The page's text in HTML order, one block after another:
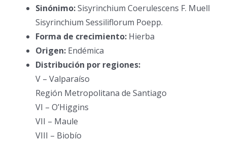
Sinónimo:Sisyrinchium Coerulescens F. Muell
Sisyrinchium Sessiliflorum Poepp.
Forma de crecimiento:Hierba
Origen:Endémica
Distribución por regiones:
V – Valparaíso
Región Metropolitana de Santiago
VI – O’Higgins
VII – Maule
VIII – Biobío